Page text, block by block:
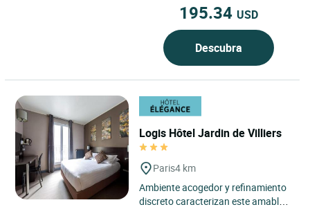
195.34 USD
Descubra
Logis Hôtel Jardin de Villiers
Paris4 km
Ambiente acogedor y refinamiento
discreto caracterizan este amable